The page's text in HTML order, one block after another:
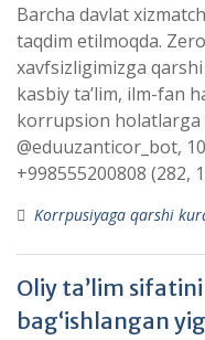
Barcha davlat
taqdim etilmoqda.
xavfsizligimizga
kasbiy taʼlim, ilm-fan
korrupsion holatlarga
@eduuzanticor_bot,
+998555200808 (282,
Korrpusiyaga qarshi
Oliy ta’lim
bag‘ishlangan